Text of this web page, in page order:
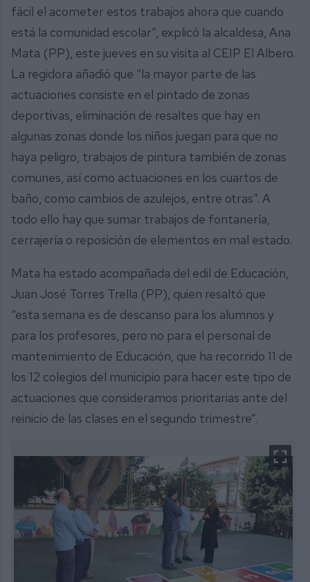
fácil el acometer estos trabajos ahora que cuando
está la comunidad escolar”, explicó la alcaldesa, Ana
Mata (PP), este jueves en su visita al CEIP El Albero.
La regidora añadió que “la mayor parte de las
actuaciones consiste en el pintado de zonas
deportivas, eliminación de resaltes que hay en
algunas zonas donde los niños juegan para que no
haya peligro, trabajos de pintura también de zonas
comunes, así como actuaciones en los cuartos de
baño, como cambios de azulejos, entre otras”. A
todo ello hay que sumar trabajos de fontanería,
cerrajería o reposición de elementos en mal estado.
Mata ha estado acompañada del edil de Educación,
Juan José Torres Trella (PP), quien resaltó que
“esta semana es de descanso para los alumnos y
para los profesores, pero no para el personal de
mantenimiento de Educación, que ha recorrido 11 de
los 12 colegios del municipio para hacer este tipo de
actuaciones que consideramos prioritarias ante del
reinicio de las clases en el segundo trimestre”.